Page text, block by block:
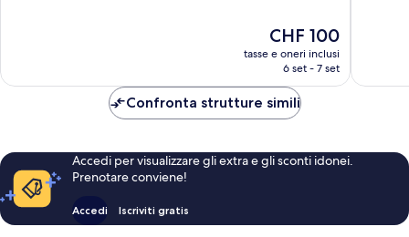
Il
prezzo
attuale
CHF 100
CHF 100
tasse e oneri inclusi
6 set - 7 set
Confronta strutture simili
Accedi per visualizzare gli extra e gli sconti idonei.
Prenotare conviene!
Accedi Iscriviti gratis